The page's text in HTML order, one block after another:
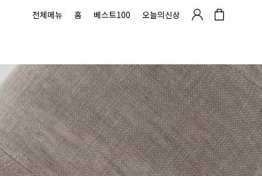
전체메뉴 홈 베스트100 오늘의신상